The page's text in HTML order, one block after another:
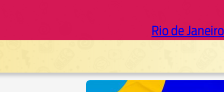
Rio de Janeiro